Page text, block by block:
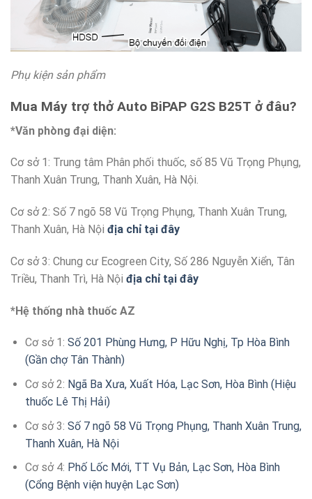
Phụ kiện sản phẩm
Mua Máy trợ thở Auto BiPAP G2S B25T ở đâu?
*Văn phòng đại diện:
Cơ sở 1: Trung tâm Phân phối thuốc, số 85 Vũ Trọng Phụng,
Thanh Xuân Trung, Thanh Xuân, Hà Nội.
Cơ sở 2: Số 7 ngõ 58 Vũ Trọng Phụng, Thanh Xuân Trung,
Thanh Xuân, Hà Nội địa chỉ tại đây
Cơ sở 3: Chung cư Ecogreen City, Số 286 Nguyễn Xiển, Tân
Triều, Thanh Trì, Hà Nội địa chỉ tại đây
*Hệ thống nhà thuốc AZ
Cơ sở 1: Số 201 Phùng Hưng, P Hữu Nghị, Tp Hòa Bình
(Gần chợ Tân Thành)
Cơ sở 2: Ngã Ba Xưa, Xuất Hóa, Lạc Sơn, Hòa Bình (Hiệu
thuốc Lê Thị Hải)
Cơ sở 3: Số 7 ngõ 58 Vũ Trọng Phụng, Thanh Xuân Trung,
Thanh Xuân, Hà Nội
Cơ sở 4: Phố Lốc Mới, TT Vụ Bản, Lạc Sơn, Hòa Bình
(Cổng Bệnh viện huyện Lạc Sơn)